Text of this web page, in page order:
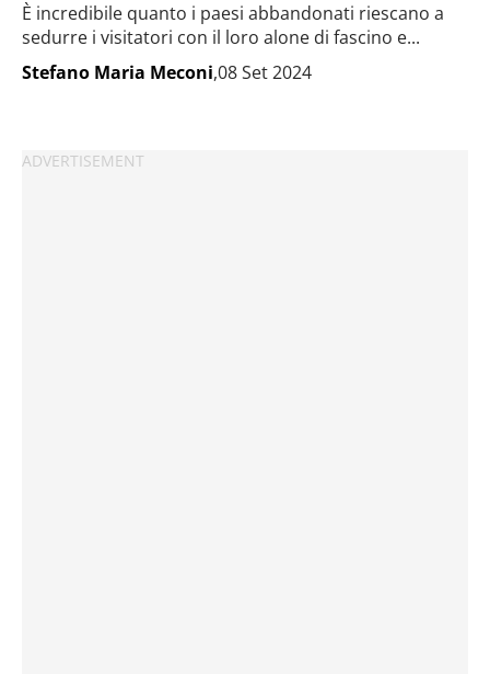
È incredibile quanto i paesi abbandonati riescano a
sedurre i visitatori con il loro alone di fascino e...
Stefano Maria Meconi,08 Set 2024